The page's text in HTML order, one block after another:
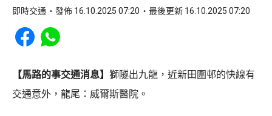
即時交通 發佈 16.10.2025 07:20 最後更新 16.10.2025 07:20
Share to Facebook
Share to WhatsApp
【馬路的事交通消息】 獅隧出九龍，近新田圍邨的快線有
交通意外，龍尾：威爾斯醫院。